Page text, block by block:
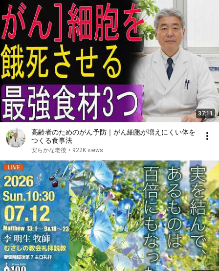
37:11
高齢者のためのがん予防｜がん細胞が増えにくい体を
つくる食事法
安らかな老後 • 922K views